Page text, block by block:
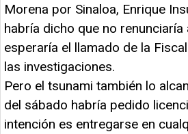
Morena por Sinaloa, Enrique
habría dicho que no
esperaría el llamado de la
las investigaciones.
Pero el tsunami también lo
del sábado habría pedido
intención es entregarse en